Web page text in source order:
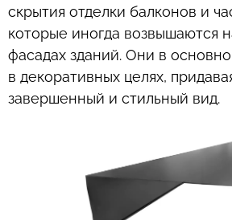
скрытия отделки балконов и
которые иногда возвышаются
фасадах зданий. Они в
в декоративных целях,
завершенный и стильный вид.